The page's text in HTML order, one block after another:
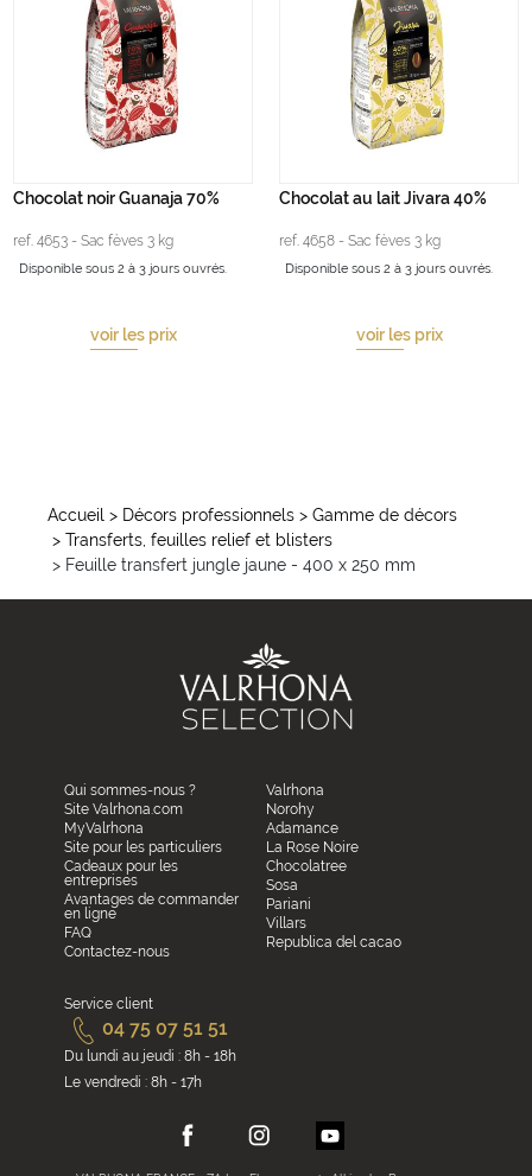
Chocolat noir Guanaja 70%
ref. 4653 - Sac fèves 3 kg
Disponible sous 2 à 3 jours ouvrés.
voir les prix
Chocolat au lait Jivara 40%
ref. 4658 - Sac fèves 3 kg
Disponible sous 2 à 3 jours ouvrés.
voir les prix
Accueil > Décors professionnels > Gamme de décors
> Transferts, feuilles relief et blisters
> Feuille transfert jungle jaune - 400 x 250 mm
Qui sommes-nous ?
Site Valrhona.com
MyValrhona
Site pour les particuliers
Cadeaux pour les
entreprises
Avantages de commander
en ligne
FAQ
Contactez-nous
Valrhona
Norohy
Adamance
La Rose Noire
Chocolatree
Sosa
Pariani
Villars
Republica del cacao
Service client
04 75 07 51 51
Du lundi au jeudi : 8h - 18h
Le vendredi : 8h - 17h